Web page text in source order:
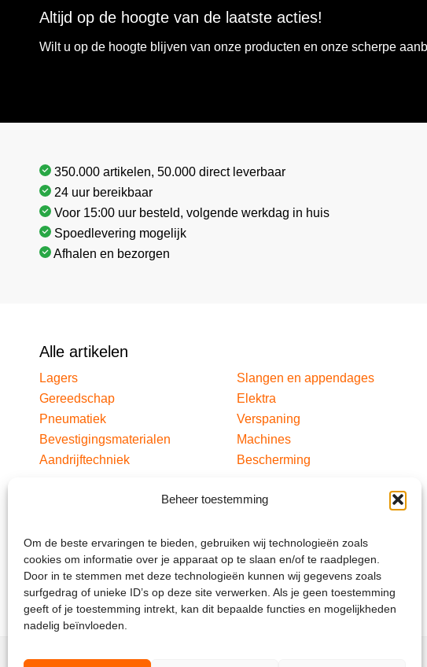
Beheer toestemming
Om de beste ervaringen te bieden, gebruiken wij technologieën zoals
cookies om informatie over je apparaat op te slaan en/of te raadplegen.
Door in te stemmen met deze technologieën kunnen wij gegevens zoals
surfgedrag of unieke ID’s op deze site verwerken. Als je geen toestemming
geeft of je toestemming intrekt, kan dit bepaalde functies en mogelijkheden
nadelig beïnvloeden.
Altijd op de hoogte van de laatste acties!
Wilt u op de hoogte blijven van onze producten en onze scherpe
350.000 artikelen, 50.000 direct leverbaar
24 uur bereikbaar
Voor 15:00 uur besteld, volgende werkdag in huis
Spoedlevering mogelijk
Afhalen en bezorgen
Alle artikelen
Lagers
Gereedschap
Pneumatiek
Bevestigingsmaterialen
Aandrijftechniek
Slangen en appendages
Elektra
Verspaning
Machines
Bescherming